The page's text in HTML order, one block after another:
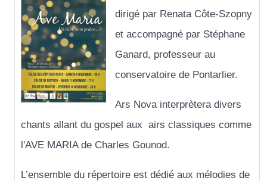
dirigé par Renata Côte-Szopny
et accompagné par Stéphane
Ganard, professeur au
conservatoire de Pontarlier.
Ars Nova interprètera divers
chants allant du gospel aux airs classiques comme
l'AVE MARIA de Charles Gounod.
L’ensemble du répertoire est dédié aux mélodies de